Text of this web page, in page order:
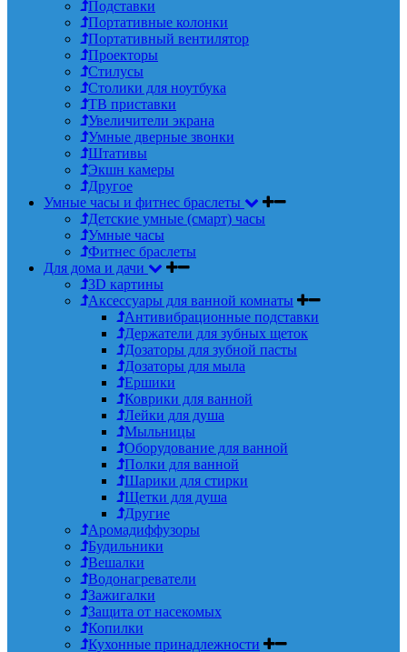
Подставки
Портативные колонки
Портативный вентилятор
Проекторы
Стилусы
Столики для ноутбука
ТВ приставки
Увеличители экрана
Умные дверные звонки
Штативы
Экшн камеры
Другое
Умные часы и фитнес браслеты
Детские умные (смарт) часы
Умные часы
Фитнес браслеты
Для дома и дачи
3D картины
Аксессуары для ванной комнаты
Антивибрационные подставки
Держатели для зубных щеток
Дозаторы для зубной пасты
Дозаторы для мыла
Ершики
Коврики для ванной
Лейки для душа
Мыльницы
Оборудование для ванной
Полки для ванной
Шарики для стирки
Щетки для душа
Другие
Аромадиффузоры
Будильники
Вешалки
Водонагреватели
Зажигалки
Защита от насекомых
Копилки
Кухонные принадлежности